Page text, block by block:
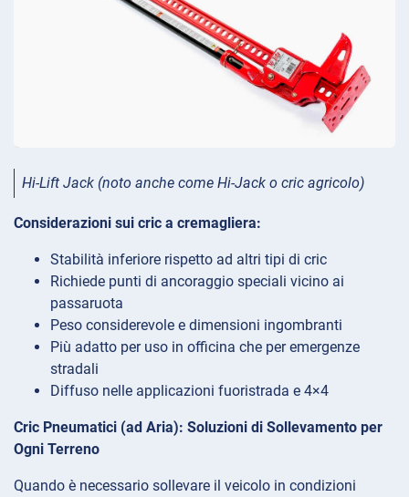
Hi-Lift Jack (noto anche come Hi-Jack o cric agricolo)
Considerazioni sui cric a cremagliera:
Stabilità inferiore rispetto ad altri tipi di cric
Richiede punti di ancoraggio speciali vicino ai
passaruota
Peso considerevole e dimensioni ingombranti
Più adatto per uso in officina che per emergenze
stradali
Diffuso nelle applicazioni fuoristrada e 4×4
Cric Pneumatici (ad Aria): Soluzioni di Sollevamento per
Ogni Terreno
Quando è necessario sollevare il veicolo in condizioni